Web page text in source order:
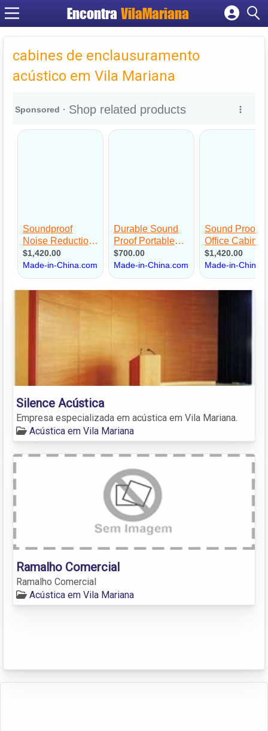
EncontraVilaMariana
Cadastrar empresa
Criar conta
cabines de enclausuramento
acústico em Vila Mariana
Silence Acústica
Empresa especializada em acústica em Vila Mariana.
Acústica em Vila Mariana
Ramalho Comercial
Ramalho Comercial
Acústica em Vila Mariana